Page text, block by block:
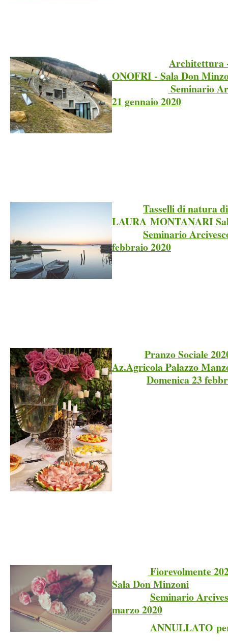
Architettura
ONOFRI - Sala Don
Seminario
21 gennaio 2020
Tasselli di natura di
LAURA MONTANARI
Seminario
febbraio 2020
Pranzo Sociale
Az.Agricola Palazzo
Domenica 23
Fiorevolmente
Sala Don Minzoni
Seminario
marzo 2020
ANNULLATO